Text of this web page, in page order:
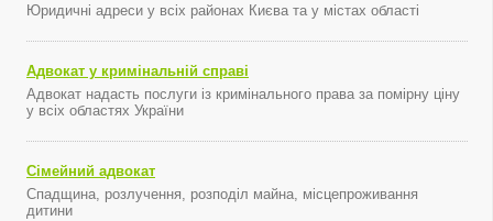
Юридичні адреси у всіх районах Києва та у містах області
Адвокат у кримінальній справі
Адвокат надасть послуги із кримінального права за помірну ціну
у всіх областях України
Сімейний адвокат
Спадщина, розлучення, розподіл майна, місцепроживання
дитини